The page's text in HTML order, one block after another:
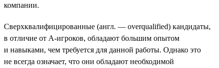
компании.
Сверхквалифицированные (англ. — overqualified) кандидаты,
в отличие от A-игроков, обладают большим опытом
и навыками, чем требуется для данной работы. Однако это
не всегда означает, что они обладают необходимой